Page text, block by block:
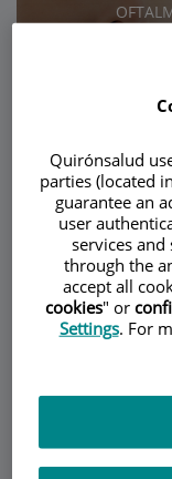
DescripcióServeis
retina , la
nombroses
de rebre els
través dels
Quirónsalud
parties (located
guarantee an
user
services
through the
accept all
cookies" or
Settings. For